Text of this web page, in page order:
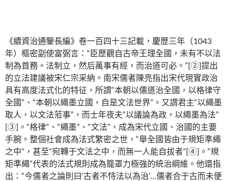
《續資治通鑒長編》卷一百四十三記載，慶歷三年（1043
年）樞密副使富弼言：“臣歷觀自古帝王理全國，未有不以法
制為首務。法制立，然后萬事有經，而治道可必。”[②]提出
的立法建議被宋仁宗采納。南宋儒者陳亮指出宋代現實政治
具有高度法式化的特征，所謂“本朝以儒道治全國，以格律守
全國”、“本朝以繩墨立國，自是文法世界”。又謂君主“以繩墨
取人，以文法蒞事”，而士年夜夫“以議論為政，以繩墨為法”
[③]。“格律”、“繩墨”、“文法”，成為宋代立國、治國的主要
手腕。整個社會成為法式繁密之世，“舉全國皆由于規矩準繩
之中”，甚至“宛轉于文法之中，而無一人能自拔者”[④]。“規
矩準繩”代表的法式規則成為籠罩力極強的統治綱維。他還指
出：“今儒者之論則曰‘古者不恃法以為治’…儒者合于古而未便